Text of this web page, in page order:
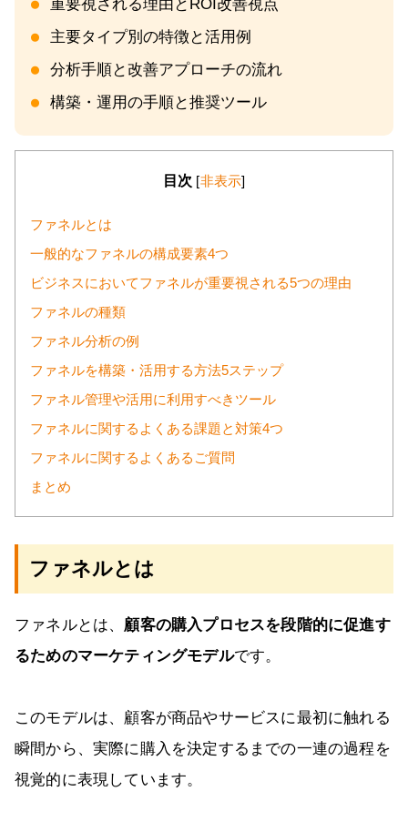
重要視される理由とROI改善視点
主要タイプ別の特徴と活用例
分析手順と改善アプローチの流れ
構築・運用の手順と推奨ツール
目次 [非表示]
ファネルとは
一般的なファネルの構成要素4つ
ビジネスにおいてファネルが重要視される5つの理由
ファネルの種類
ファネル分析の例
ファネルを構築・活用する方法5ステップ
ファネル管理や活用に利用すべきツール
ファネルに関するよくある課題と対策4つ
ファネルに関するよくあるご質問
まとめ
ファネルとは
ファネルとは、 顧客の購入プロセスを段階的に促進す
るためのマーケティングモデルです。
このモデルは、顧客が商品やサービスに最初に触れる
瞬間から、実際に購入を決定するまでの一連の過程を
視覚的に表現しています。